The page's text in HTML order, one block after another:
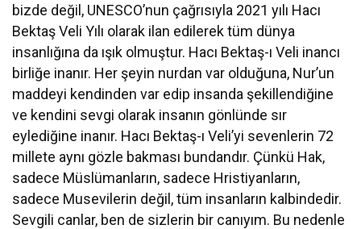
bizde değil, UNESCO’nun çağrısıyla 2021 yılı Hacı
Bektaş Veli Yılı olarak ilan edilerek tüm dünya
insanlığına da ışık olmuştur. Hacı Bektaş-ı Veli inancı
birliğe inanır. Her şeyin nurdan var olduğuna, Nur’un
maddeyi kendinden var edip insanda şekillendiğine
ve kendini sevgi olarak insanın gönlünde sır
eylediğine inanır. Hacı Bektaş-ı Veli’yi sevenlerin 72
millete aynı gözle bakması bundandır. Çünkü Hak,
sadece Müslümanların, sadece Hristiyanların,
sadece Musevilerin değil, tüm insanların kalbindedir.
Sevgili canlar, ben de sizlerin bir canıyım. Bu nedenle